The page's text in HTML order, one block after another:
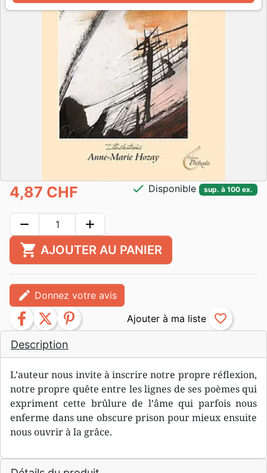
Description
L’auteur nous invite à inscrire notre propre réflexion,
notre propre quête entre les lignes de ses poèmes qui
expriment cette brûlure de l’âme qui parfois nous
enferme dans une obscure prison pour mieux ensuite
nous ouvrir à la grâce.
4,87 CHF check Disponible sup. à 100 ex.
remove add
shopping_cart AJOUTER AU PANIER
edit Donnez votre avis
facebook twitter pinterest favorite_border